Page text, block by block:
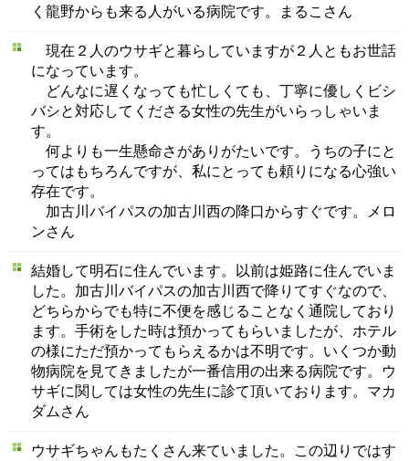
く龍野からも来る人がいる病院です。まるこさん
現在２人のウサギと暮らしていますが２人ともお世話
になっています。
どんなに遅くなっても忙しくても、丁寧に優しくビシ
バシと対応してくださる女性の先生がいらっしゃいま
す。
何よりも一生懸命さがありがたいです。うちの子にと
ってはもちろんですが、私にとっても頼りになる心強い
存在です。
加古川バイパスの加古川西の降口からすぐです。メロ
ンさん
結婚して明石に住んでいます。以前は姫路に住んでいま
した。加古川バイパスの加古川西で降りてすぐなので、
どちらからでも特に不便を感じることなく通院しており
ます。手術をした時は預かってもらいましたが、ホテル
の様にただ預かってもらえるかは不明です。いくつか動
物病院を見てきましたが一番信用の出来る病院です。ウ
サギに関しては女性の先生に診て頂いております。マカ
ダムさん
ウサギちゃんもたくさん来ていました。この辺りではす